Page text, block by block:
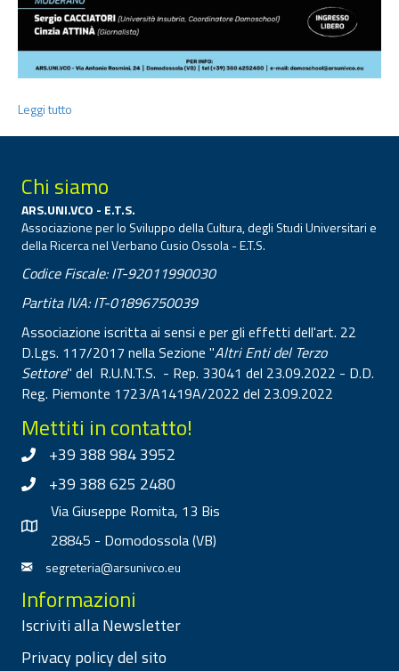
Leggi tutto
Chi siamo
ARS.UNI.VCO - E.T.S.
Associazione per lo Sviluppo della Cultura, degli Studi Universitari e
della Ricerca nel Verbano Cusio Ossola - E.T.S.
Codice Fiscale: IT-92011990030
Partita IVA: IT-01896750039
Associazione iscritta ai sensi e per gli effetti dell'art. 22
D.Lgs. 117/2017 nella Sezione "Altri Enti del Terzo
Settore" del R.U.N.T.S. - Rep. 33041 del 23.09.2022 - D.D.
Reg. Piemonte 1723/A1419A/2022 del 23.09.2022
Mettiti in contatto!
+39 388 984 3952
+39 388 625 2480
Via Giuseppe Romita, 13 Bis
28845 - Domodossola (VB)
segreteria@arsunivco.eu
Informazioni
Iscriviti alla Newsletter
Privacy policy del sito